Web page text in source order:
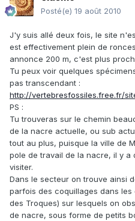
Posté(e) 19 août 2010
J'y suis allé deux fois, le site
est effectivement plein de
annonce 200 m, c'est plus
Tu peux voir quelques
pas transcendant :
http://vertebresfossiles.free.fr/
PS :
Tu trouveras sur le chemin
de la nacre actuelle, ou sub
tout au plus, puisque la ville de
pole de travail de la nacre, il y a
visiter.
Dans le secteur on trouve ainsi
parfois des coquillages dans
des Troques) sur lesquels on
de nacre, sous forme de petits